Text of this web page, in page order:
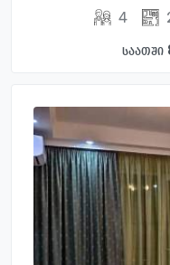
4
საათში